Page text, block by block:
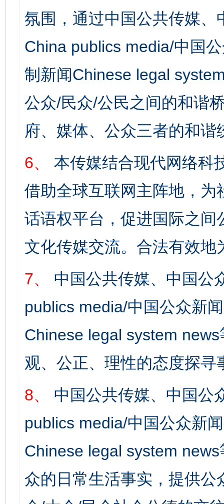
氛围，通过中国公共传媒
China publics media/中国
制新闻Chinese legal
公众/民众/公民之间的和谐
府、媒体、公众三者的和谐
6、
本传媒结合现代网络科
借助全球互联网主阵地，
话语权平台，促进国际之
文化传媒交流。合法有效地
7、
中国公共传媒、中国公
publics media/中国公众新
Chinese legal system
观、公正、理性的态度探寻
8、
中国公共传媒、中国公
publics media/中国公众新
Chinese legal system
众的日常生活事实，提供
完善运行机制助力责任有效落实 一纸欠